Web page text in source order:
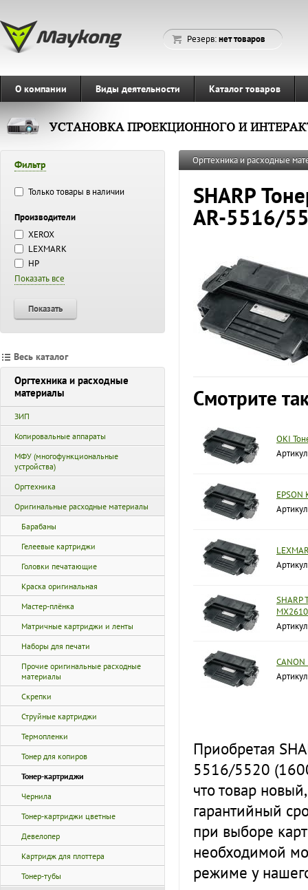
Резерв:нет товаров
О компании Виды деятельности Каталог товаров
Фильтр
Только товары в наличии
Производители
XEROX
LEXMARK
HP
Показать все
Показать
Весь каталог
Оргтехника и расходные
материалы
ЗИП
Копировальные аппараты
МФУ (многофункциональные
устройства)
Оргтехника
Оригинальные расходные материалы
Барабаны
Гелеевые картриджи
Головки печатающие
Краска оригинальная
Мастер-плёнка
Матричные картриджи и ленты
Наборы для печати
Прочие оригинальные расходные
материалы
Скрепки
Струйные картриджи
Термопленки
Тонер для копиров
Тонер-картриджи
Чернила
Тонер-картриджи цветные
Девелопер
Картридж для плоттера
Тонер-тубы
Оргтехника и расходные
SHARP
AR-5516/
Смотрите
OKI
EPSON
SHARP
Приобретая
5516/5520
что товар
гарантийный
при выборе
необходимой
режиме у